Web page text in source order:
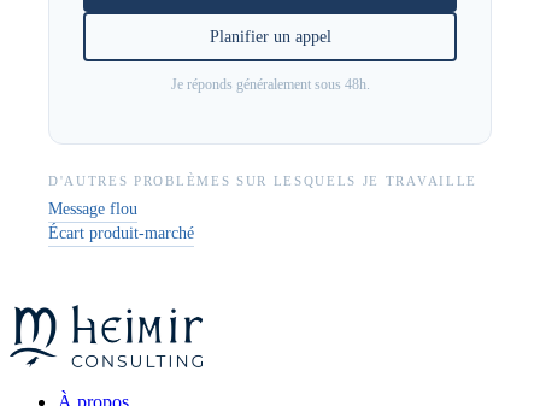
Planifier un appel
Je réponds généralement sous 48h.
D'AUTRES PROBLÈMES SUR LESQUELS JE TRAVAILLE
Message flou
Écart produit-marché
À propos